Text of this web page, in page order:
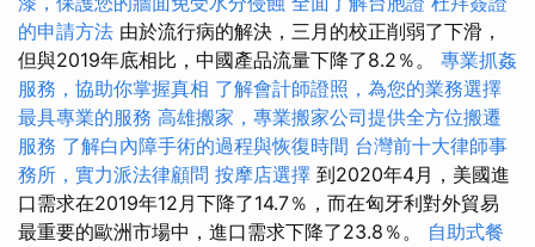
的申請方法 由於流行病的解決，三月的校正削弱了下滑，
但與2019年底相比，中國產品流量下降了8.2％。 專業抓姦
服務，協助你掌握真相 了解會計師證照，為您的業務選擇
最具專業的服務 高雄搬家，專業搬家公司提供全方位搬遷
服務 了解白內障手術的過程與恢復時間 台灣前十大律師事
務所，實力派法律顧問 按摩店選擇 到2020年4月，美國進
口需求在2019年12月下降了14.7％，而在匈牙利對外貿易
最重要的歐洲市場中，進口需求下降了23.8％。 自助式餐